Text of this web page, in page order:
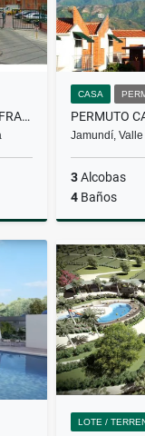
QUINTAS DE LA PRADERA, ZONA FRANCA FONTIBÓN BOGOTÁ, CASA EN VENTA
CASA
Jamundí,
3Alcobas
4 Baños
LOTE /